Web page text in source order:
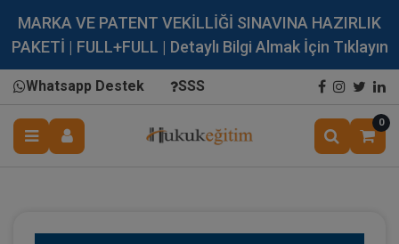
MARKA VE PATENT VEKİLLİĞİ SINAVINA HAZIRLIK
PAKETİ | FULL+FULL | Detaylı Bilgi Almak İçin Tıklayın
Whatsapp Destek SSS
0